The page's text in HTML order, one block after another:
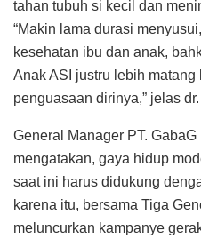
tahan tubuh si kecil dan
“Makin lama durasi
kesehatan ibu dan anak,
Anak ASI justru lebih matang
penguasaan dirinya,” jelas
General Manager PT.
mengatakan, gaya hidup
saat ini harus didukung
karena itu, bersama Tiga
meluncurkan kampanye